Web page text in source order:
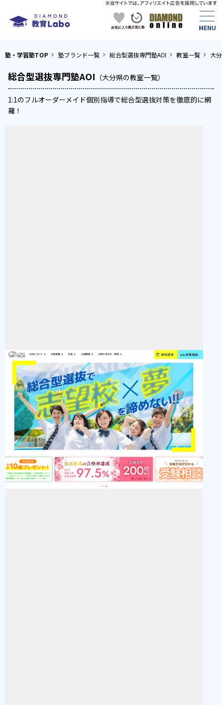
塾・学習塾TOP 塾ブランド一覧 総合型選抜専門塾AOI 教室一覧 大
総合型選抜専門塾AOI （大分県の教室一覧）
1:1のフルオーダーメイド個別指導で総合型選抜対策を徹底的に網
羅！